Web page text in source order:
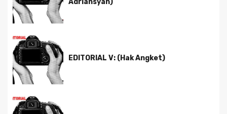
Adriansyah)
EDITORIAL V: (Hak Angket)